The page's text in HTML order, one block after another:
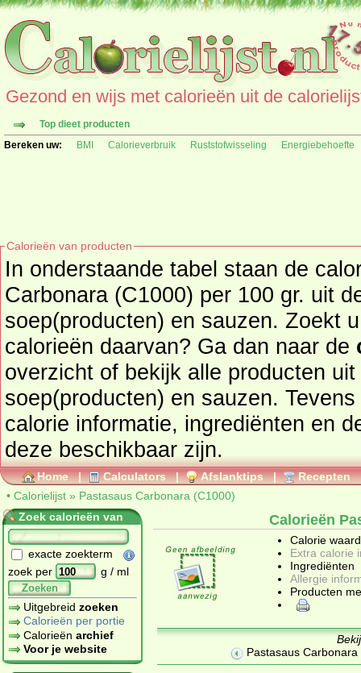
Gezond en wijs met calorieën uit de
Top dieet producten
Bereken uw:
BMI Calorieverbruik Ruststofwisseling Energiebehoefte
Calorieën van producten
In onderstaande tabel staan de
Carbonara (C1000) per 100 gr. uit
soep(producten) en sauzen. Zoekt u een ander product en de
calorieën daarvan? Ga dan naar de
overzicht of bekijk alle
soep(producten) en sauzen. Tevens vindt u ook de uitgebreide
calorie informatie, ingrediënten en
deze beschikbaar zijn.
Home | Calculators | Afslanktips | Recepten
• Calorielijst » Pastasaus Carbonara (C1000)
Zoek calorieën van
exacte zoekterm
zoek per
g / ml
Zoeken
Uitgebreid zoeken
Calorieën per portie
Calorieën archief
Voor je website
Calorieën
Calorie
Extra calorie
Ingrediënten
Allergie
Producten
Pastasaus Carbonara